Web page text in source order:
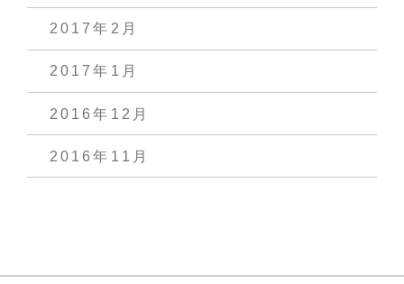
2017年2月
2017年1月
2016年12月
2016年11月